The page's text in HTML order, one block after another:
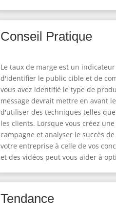
Conseil Pratique
Le taux de marge est un
d'identifier le public cible et de
vous avez identifié le type de
message devrait mettre en avant
d'utiliser des techniques telles
les clients. Lorsque vous créez
campagne et analyser le succès
votre entreprise à celle de vos
et des vidéos peut vous aider à
Tendance